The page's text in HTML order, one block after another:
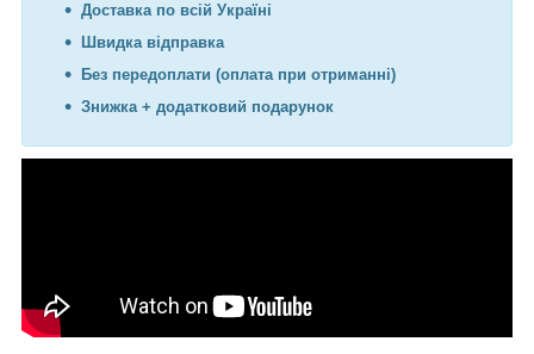
Доставка по всій Україні
Швидка відправка
Без передоплати (оплата при отриманні)
Знижка + додатковий подарунок